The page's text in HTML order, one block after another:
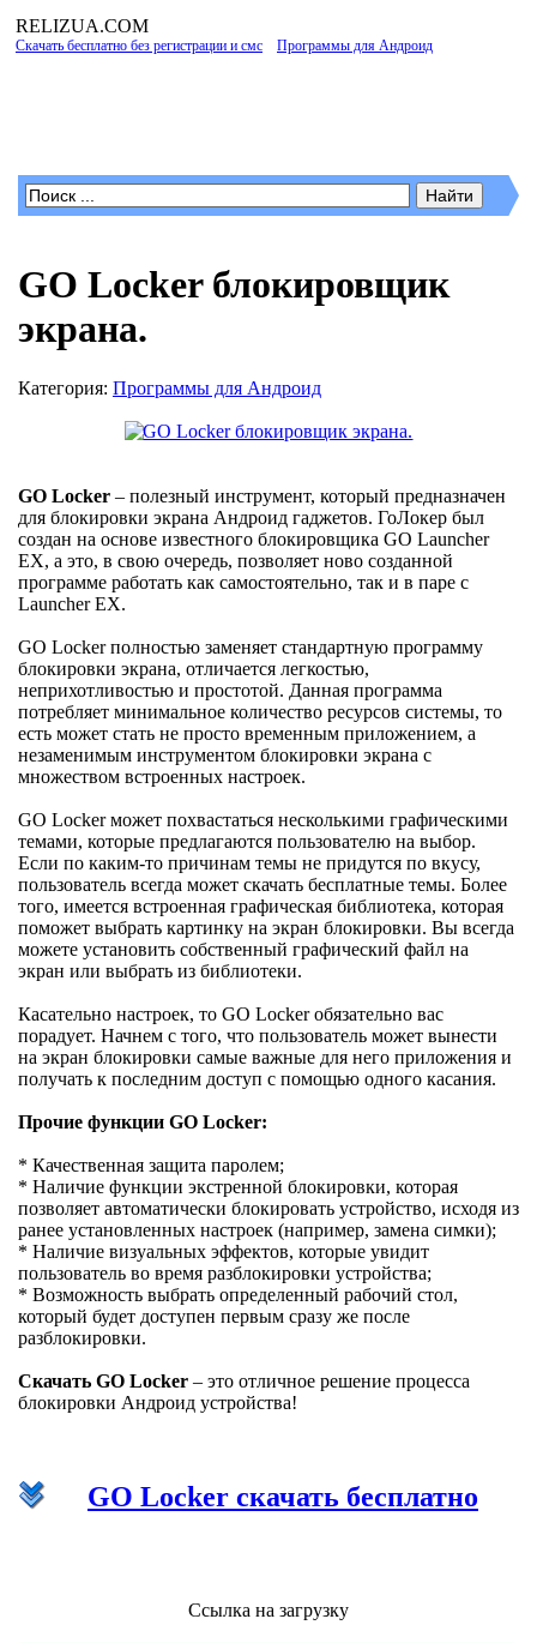
RELIZUA.COM
Скачать бесплатно без регистрации и смс Программы для Андроид
GO Locker блокировщик
экрана.
Категория: Программы для Андроид
GO Locker – полезный инструмент, который предназначен
для блокировки экрана Андроид гаджетов. ГоЛокер был
создан на основе известного блокировщика GO Launcher
EX, а это, в свою очередь, позволяет ново созданной
программе работать как самостоятельно, так и в паре с
Launcher EX.
GO Locker полностью заменяет стандартную программу
блокировки экрана, отличается легкостью,
неприхотливостью и простотой. Данная программа
потребляет минимальное количество ресурсов системы, то
есть может стать не просто временным приложением, а
незаменимым инструментом блокировки экрана с
множеством встроенных настроек.
GO Locker может похвастаться несколькими графическими
темами, которые предлагаются пользователю на выбор.
Если по каким-то причинам темы не придутся по вкусу,
пользователь всегда может скачать бесплатные темы. Более
того, имеется встроенная графическая библиотека, которая
поможет выбрать картинку на экран блокировки. Вы всегда
можете установить собственный графический файл на
экран или выбрать из библиотеки.
Касательно настроек, то GO Locker обязательно вас
порадует. Начнем с того, что пользователь может вынести
на экран блокировки самые важные для него приложения и
получать к последним доступ с помощью одного касания.
Прочие функции GO Locker:
* Качественная защита паролем;
* Наличие функции экстренной блокировки, которая
позволяет автоматически блокировать устройство, исходя из
ранее установленных настроек (например, замена симки);
* Наличие визуальных эффектов, которые увидит
пользователь во время разблокировки устройства;
* Возможность выбрать определенный рабочий стол,
который будет доступен первым сразу же после
разблокировки.
Скачать GO Locker – это отличное решение процесса
блокировки Андроид устройства!
GO Locker скачать бесплатно
Ссылка на загрузку